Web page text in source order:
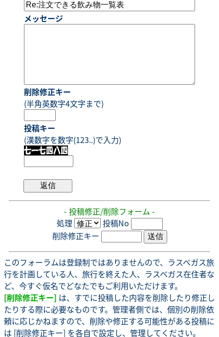
メッセージ
削除修正キー
(半角英数字4文字まで)
投稿キー
(漢数字を数字(123..)で入力)
- 投稿修正/削除フォーム -
処理
投稿No
削除修正キー
このフォーラムは登録制ではありませんので、ラスベガス旅
行を計画している人、旅行を終えた人、ラスベガス在住者な
ど、今すぐ仮名でどなたでもご利用いただけます。
[削除修正キー] は、すでに投稿した内容を削除したり修正し
たりする際に必要なものです。管理者側では、個別の削除依
頼に応じかねますので、削除や修正する可能性がある投稿に
は [削除修正キー] を各自で設定し、管理してください。